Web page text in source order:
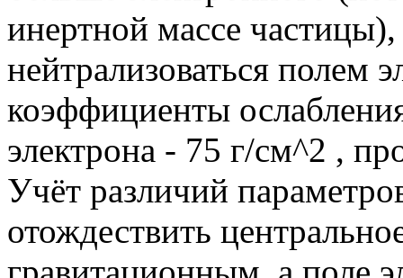
инертной массе
нейтрализоваться полем
коэффициенты
электрона - 75 г/см^2 ,
Учёт различий
отождествить